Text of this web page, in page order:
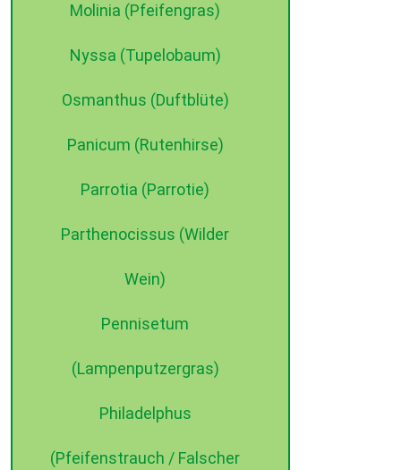
Molinia (Pfeifengras)
Nyssa (Tupelobaum)
Osmanthus (Duftblüte)
Panicum (Rutenhirse)
Parrotia (Parrotie)
Parthenocissus (Wilder
Wein)
Pennisetum
(Lampenputzergras)
Philadelphus
(Pfeifenstrauch / Falscher